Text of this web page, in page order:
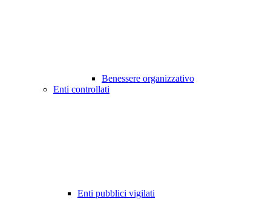
Benessere organizzativo
Enti controllati
Enti pubblici vigilati